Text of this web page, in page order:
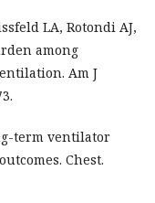
LA, Rotondi AJ,
among
Am J
term ventilator
Chest.